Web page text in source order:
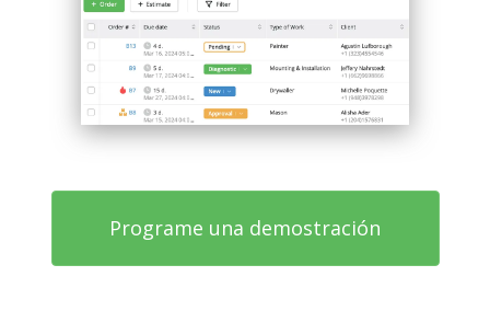
Programe una demostración